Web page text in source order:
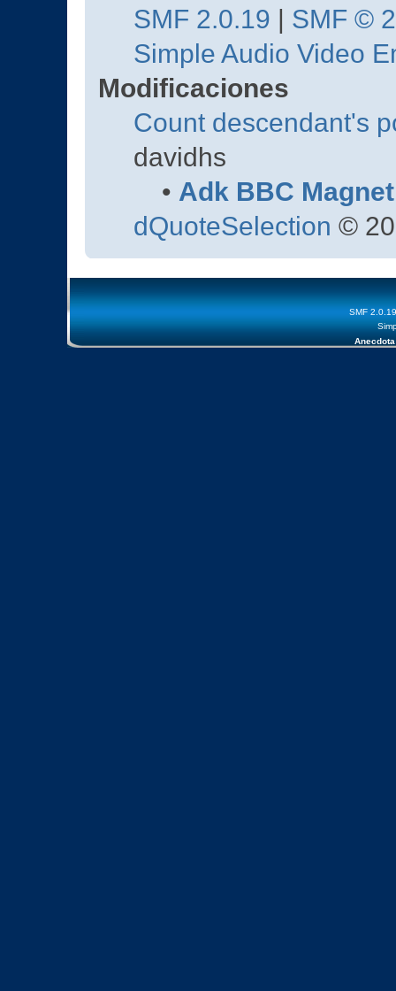
SMF 2.0.19 | SMF ©
Simple Audio Video
Modificaciones
Count descendant's
davidhs
• Adk BBC Magnet
dQuoteSelection ©
SMF 2.0.19
Anecdota